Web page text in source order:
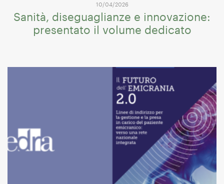
10/04/2026
Sanità, diseguaglianze e innovazione:
presentato il volume dedicato